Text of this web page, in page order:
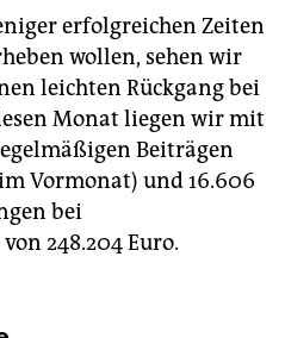
erfolgreichen Zeiten
wollen, sehen wir
leichten Rückgang bei
Monat liegen wir mit
Beiträgen
Vormonat) und 16.606
bei
248.204 Euro.